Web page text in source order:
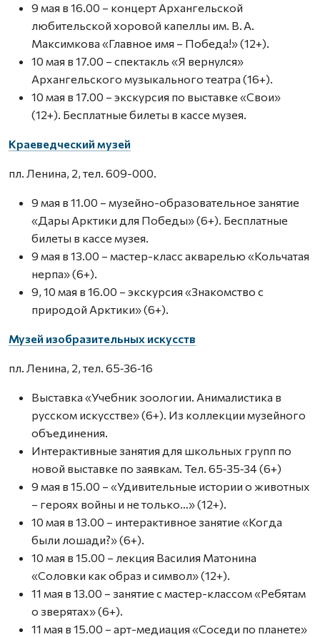
9 мая в 16.00 – концерт Архангельской
любительской хоровой капеллы им. В. А.
Максимкова «Главное имя – Победа!» (12+).
10 мая в 17.00 – спектакль «Я вернулся»
Архангельского музыкального театра (16+).
10 мая в 17.00 – экскурсия по выставке «Свои»
(12+). Бесплатные билеты в кассе музея.
Краеведческий музей
пл. Ленина, 2, тел. 609-000.
9 мая в 11.00 – музейно-образовательное занятие
«Дары Арктики для Победы» (6+). Бесплатные
билеты в кассе музея.
9 мая в 13.00 – мастер-класс акварелью «Кольчатая
нерпа» (6+).
9, 10 мая в 16.00 – экскурсия «Знакомство с
природой Арктики» (6+).
Музей изобразительных искусств
пл. Ленина, 2, тел. 65‑36‑16
Выставка «Учебник зоологии. Анималистика в
русском искусстве» (6+). Из коллекции музейного
объединения.
Интерактивные занятия для школьных групп по
новой выставке по заявкам. Тел. 65‑35‑34 (6+)
9 мая в 15.00 – «Удивительные истории о животных
– героях войны и не только…» (12+).
10 мая в 13.00 – интерактивное занятие «Когда
были лошади?» (6+).
10 мая в 15.00 – лекция Василия Матонина
«Соловки как образ и символ» (12+).
11 мая в 13.00 – занятие с мастер-классом «Ребятам
о зверятах» (6+).
11 мая в 15.00 – арт-медиация «Соседи по планете»